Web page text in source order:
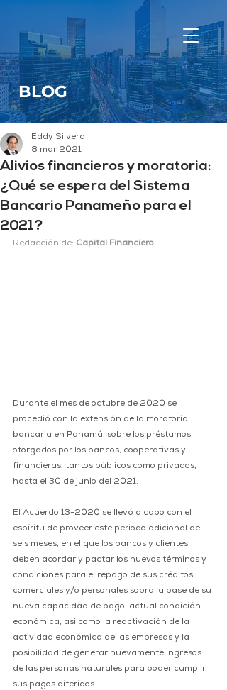
BLOG
Alivios financieros y moratoria:
¿Qué se espera del Sistema
Bancario Panameño para el
2021?
Eddy Silvera
8 mar 2021
Redacción de: Capital Financiero
Durante el mes de octubre de 2020 se
procedió con la extensión de la moratoria
bancaria en Panamá, sobre los préstamos
otorgados por los bancos, cooperativas y
financieras, tantos públicos como privados,
hasta el 30 de junio del 2021.
El Acuerdo 13-2020 se llevó a cabo con el
espíritu de proveer este periodo adicional de
seis meses, en el que los bancos y clientes
deben acordar y pactar los nuevos términos y
condiciones para el repago de sus créditos
comerciales y/o personales sobra la base de su
nueva capacidad de pago, actual condición
económica, así como la reactivación de la
actividad económica de las empresas y la
posibilidad de generar nuevamente ingresos
de las personas naturales para poder cumplir
sus pagos diferidos.